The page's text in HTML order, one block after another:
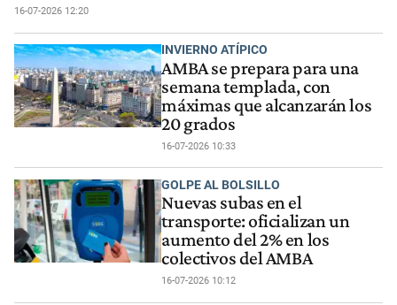
16-07-2026 12:20
INVIERNO ATÍPICO
AMBA se prepara para una
semana templada, con
máximas que alcanzarán los
20 grados
16-07-2026 10:33
GOLPE AL BOLSILLO
Nuevas subas en el
transporte: oficializan un
aumento del 2% en los
colectivos del AMBA
16-07-2026 10:12